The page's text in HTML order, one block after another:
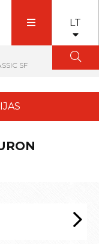
LT
SF